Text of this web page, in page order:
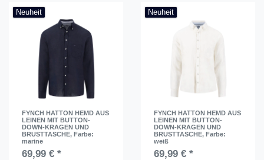
Neuheit
FYNCH HATTON HEMD AUS
LEINEN MIT BUTTON-
DOWN-KRAGEN UND
BRUSTTASCHE, Farbe:
marine
69,99 € *
Neuheit
FYNCH HATTON HEMD AUS
LEINEN MIT BUTTON-
DOWN-KRAGEN UND
BRUSTTASCHE, Farbe:
weiß
69,99 € *